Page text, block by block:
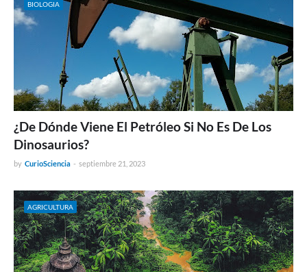
BIOLOGIA
¿De Dónde Viene El Petróleo Si No Es De Los
Dinosaurios?
by CurioSciencia - septiembre 21, 2023
AGRICULTURA